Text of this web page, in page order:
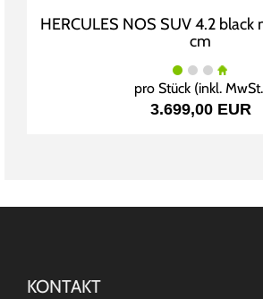
HERCULES NOS SUV 4.2
cm
pro Stück (inkl.
3.699,00 EUR
KONTAKT